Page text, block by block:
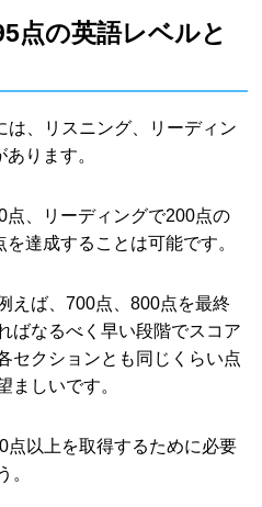
点の英語レベルと
、リスニング、リーディン
ります。
点、リーディングで200点の
達成することは可能です。
えば、700点、800点を最終
ばなるべく早い段階でスコア
セクションとも同じくらい点
ましいです。
点以上を取得するために必要
。